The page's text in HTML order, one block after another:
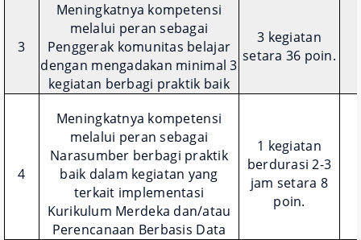
3
Meningkatnya kompetensi
melalui peran sebagai
Penggerak komunitas belajar
dengan mengadakan minimal 3
kegiatan berbagi praktik baik
3 kegiatan
setara 36 poin.
4
Meningkatnya kompetensi
melalui peran sebagai
Narasumber berbagi praktik
baik dalam kegiatan yang
terkait implementasi
Kurikulum Merdeka dan/atau
Perencanaan Berbasis Data
1 kegiatan
berdurasi 2-3
jam setara 8
poin.